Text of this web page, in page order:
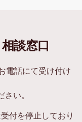
談窓口
電話にて受け付け
い。
付を停止しており